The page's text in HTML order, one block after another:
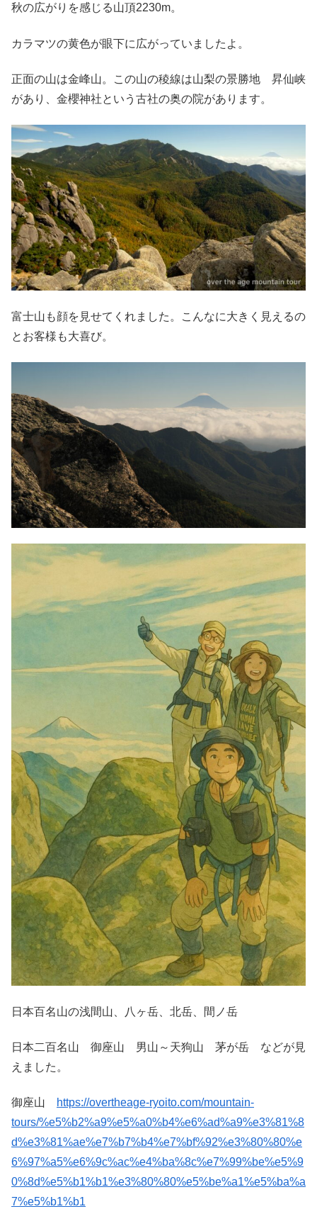
秋の広がりを感じる山頂2230m。
カラマツの黄色が眼下に広がっていましたよ。
正面の山は金峰山。この山の稜線は山梨の景勝地 昇仙峡
があり、金櫻神社という古社の奥の院があります。
富士山も顔を見せてくれました。こんなに大きく見えるの
とお客様も大喜び。
日本百名山の浅間山、八ヶ岳、北岳、間ノ岳
日本二百名山 御座山 男山～天狗山 茅が岳 などが見
えました。
御座山
https://overtheage-ryoito.com/mountain-
tours/%e5%b2%a9%e5%a0%b4%e6%ad%a9%e3%81%8
d%e3%81%ae%e7%b7%b4%e7%bf%92%e3%80%80%e
6%97%a5%e6%9c%ac%e4%ba%8c%e7%99%be%e5%9
0%8d%e5%b1%b1%e3%80%80%e5%be%a1%e5%ba%a
7%e5%b1%b1